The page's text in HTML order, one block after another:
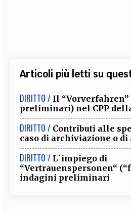
Articoli più letti su
DIRITTO / Il
preliminari) nel CPP
DIRITTO / Contributi alle
caso di archiviazione o di
DIRITTO / L´impiego di
“Vertrauenspersonen“
indagini preliminari